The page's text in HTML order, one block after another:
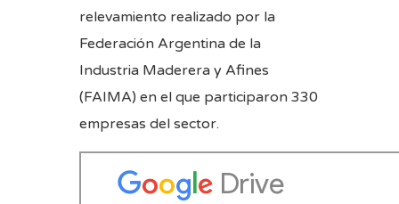
relevamiento realizado por la
Federación Argentina de la
Industria Maderera y Afines
(FAIMA) en el que participaron 330
empresas del sector.